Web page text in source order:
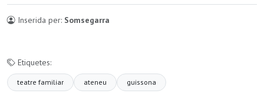
Inserida per: Somsegarra
Etiquetes:
teatre familiar ateneu guissona